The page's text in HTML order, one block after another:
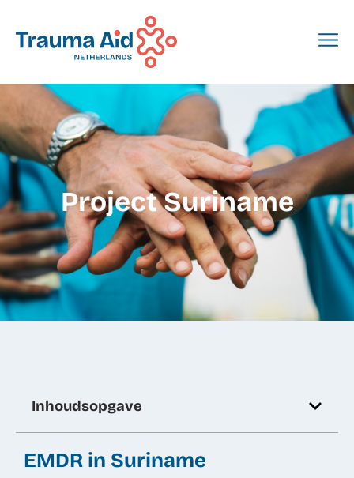
Project Suriname
Inhoudsopgave
EMDR in Suriname